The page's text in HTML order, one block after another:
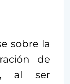
sobre la
de
al ser